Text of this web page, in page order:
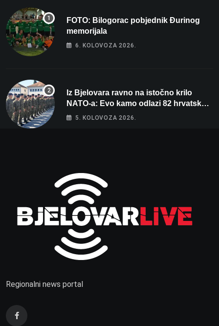
FOTO: Bilogorac pobjednik Đurinog
memorijala
6. KOLOVOZA 2026.
Iz Bjelovara ravno na istočno krilo
NATO-a: Evo kamo odlazi 82 hrvatska
vojnika i 6 vojnikinja
5. KOLOVOZA 2026.
Regionalni news portal